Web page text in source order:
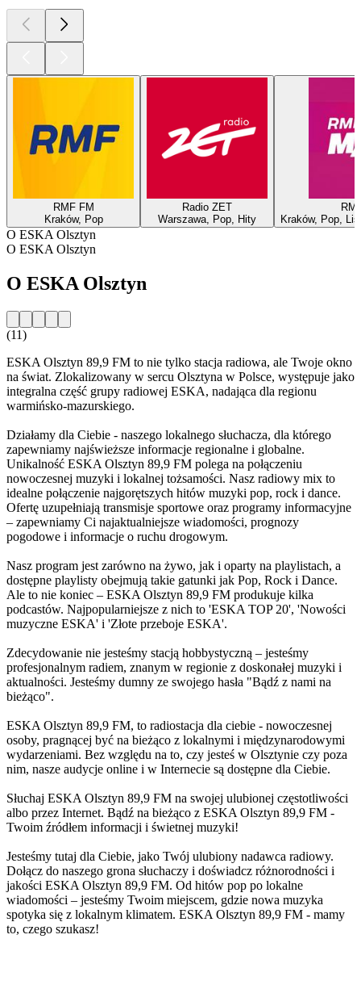
RMF FM
Kraków, Pop
Radio ZET
Warszawa, Pop, Hity
Kraków, Pop,
O ESKA Olsztyn
O ESKA Olsztyn
O ESKA Olsztyn
(11)
ESKA Olsztyn 89,9 FM to nie tylko stacja radiowa, ale Twoje okno
na świat. Zlokalizowany w sercu Olsztyna w Polsce, występuje jako
integralna część grupy radiowej ESKA, nadająca dla regionu
warmińsko-mazurskiego.
Działamy dla Ciebie - naszego lokalnego słuchacza, dla którego
zapewniamy najświeższe informacje regionalne i globalne.
Unikalność ESKA Olsztyn 89,9 FM polega na połączeniu
nowoczesnej muzyki i lokalnej tożsamości. Nasz radiowy mix to
idealne połączenie najgorętszych hitów muzyki pop, rock i dance.
Ofertę uzupełniają transmisje sportowe oraz programy informacyjne
– zapewniamy Ci najaktualniejsze wiadomości, prognozy
pogodowe i informacje o ruchu drogowym.
Nasz program jest zarówno na żywo, jak i oparty na playlistach, a
dostępne playlisty obejmują takie gatunki jak Pop, Rock i Dance.
Ale to nie koniec – ESKA Olsztyn 89,9 FM produkuje kilka
podcastów. Najpopularniejsze z nich to 'ESKA TOP 20', 'Nowości
muzyczne ESKA' i 'Złote przeboje ESKA'.
Zdecydowanie nie jesteśmy stacją hobbystyczną – jesteśmy
profesjonalnym radiem, znanym w regionie z doskonałej muzyki i
aktualności. Jesteśmy dumny ze swojego hasła "Bądź z nami na
bieżąco".
ESKA Olsztyn 89,9 FM, to radiostacja dla ciebie - nowoczesnej
osoby, pragnącej być na bieżąco z lokalnymi i międzynarodowymi
wydarzeniami. Bez względu na to, czy jesteś w Olsztynie czy poza
nim, nasze audycje online i w Internecie są dostępne dla Ciebie.
Słuchaj ESKA Olsztyn 89,9 FM na swojej ulubionej częstotliwości
albo przez Internet. Bądź na bieżąco z ESKA Olsztyn 89,9 FM -
Twoim źródłem informacji i świetnej muzyki!
Jesteśmy tutaj dla Ciebie, jako Twój ulubiony nadawca radiowy.
Dołącz do naszego grona słuchaczy i doświadcz różnorodności i
jakości ESKA Olsztyn 89,9 FM. Od hitów pop po lokalne
wiadomości – jesteśmy Twoim miejscem, gdzie nowa muzyka
spotyka się z lokalnym klimatem. ESKA Olsztyn 89,9 FM - mamy
to, czego szukasz!